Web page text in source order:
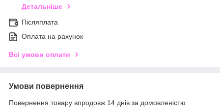
Детальніше
Післяплата
Оплата на рахунок
Всі умови оплати
Умови повернення
Повернення товару впродовж 14 днів за домовленістю